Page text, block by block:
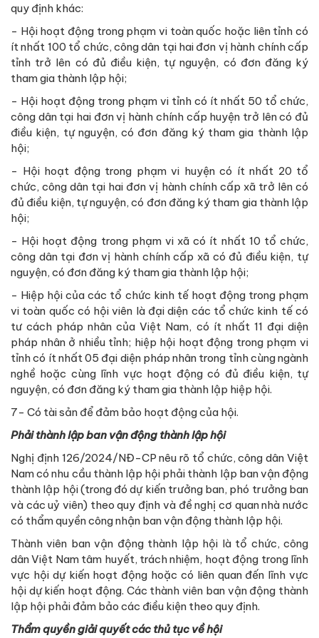
quy định khác:
- Hội hoạt động trong phạm vi toàn quốc hoặc liên tỉnh có
ít nhất 100 tổ chức, công dân tại hai đơn vị hành chính cấp
tỉnh trở lên có đủ điều kiện, tự nguyện, có đơn đăng ký
tham gia thành lập hội;
- Hội hoạt động trong phạm vi tỉnh có ít nhất 50 tổ chức,
công dân tại hai đơn vị hành chính cấp huyện trở lên có đủ
điều kiện, tự nguyện, có đơn đăng ký tham gia thành lập
hội;
- Hội hoạt động trong phạm vi huyện có ít nhất 20 tổ
chức, công dân tại hai đơn vị hành chính cấp xã trở lên có
đủ điều kiện, tự nguyện, có đơn đăng ký tham gia thành lập
hội;
- Hội hoạt động trong phạm vi xã có ít nhất 10 tổ chức,
công dân tại đơn vị hành chính cấp xã có đủ điều kiện, tự
nguyện, có đơn đăng ký tham gia thành lập hội;
- Hiệp hội của các tổ chức kinh tế hoạt động trong phạm
vi toàn quốc có hội viên là đại diện các tổ chức kinh tế có
tư cách pháp nhân của Việt Nam, có ít nhất 11 đại diện
pháp nhân ở nhiều tỉnh; hiệp hội hoạt động trong phạm vi
tỉnh có ít nhất 05 đại diện pháp nhân trong tỉnh cùng ngành
nghề hoặc cùng lĩnh vực hoạt động có đủ điều kiện, tự
nguyện, có đơn đăng ký tham gia thành lập hiệp hội.
7- Có tài sản để đảm bảo hoạt động của hội.
Phải thành lập ban vận động thành lập hội
Nghị định 126/2024/NĐ-CP nêu rõ tổ chức, công dân Việt
Nam có nhu cầu thành lập hội phải thành lập ban vận động
thành lập hội (trong đó dự kiến trưởng ban, phó trưởng ban
và các uỷ viên) theo quy định và đề nghị cơ quan nhà nước
có thẩm quyền công nhận ban vận động thành lập hội.
Thành viên ban vận động thành lập hội là tổ chức, công
dân Việt Nam tâm huyết, trách nhiệm, hoạt động trong lĩnh
vực hội dự kiến hoạt động hoặc có liên quan đến lĩnh vực
hội dự kiến hoạt động. Các thành viên ban vận động thành
lập hội phải đảm bảo các điều kiện theo quy định.
Thẩm quyền giải quyết các thủ tục về hội